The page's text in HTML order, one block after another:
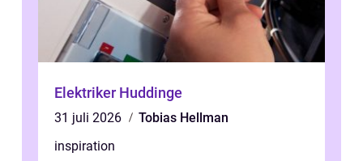
Elektriker Huddinge
31 juli 2026
Tobias Hellman
inspiration